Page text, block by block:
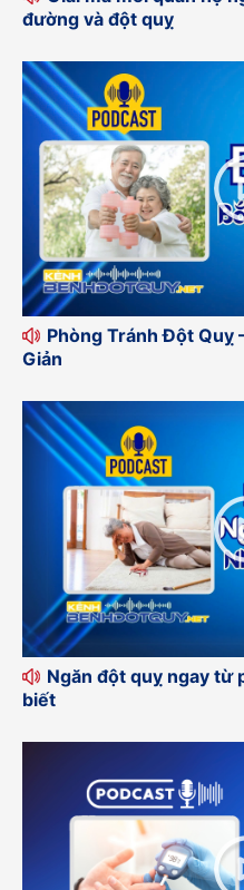
đường và đột quỵ
Phòng Tránh Đột Quỵ
Giản
Ngăn đột quỵ ngay từ
biết